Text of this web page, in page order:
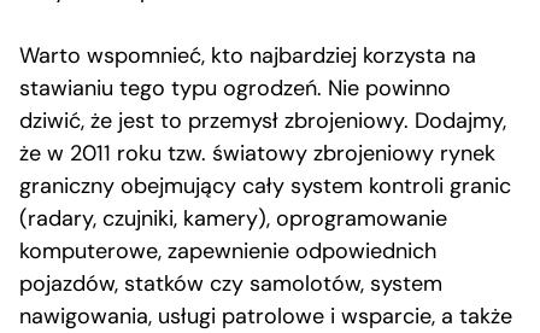
Warto wspomnieć, kto najbardziej korzysta na
stawianiu tego typu ogrodzeń. Nie powinno
dziwić, że jest to przemysł zbrojeniowy. Dodajmy,
że w 2011 roku tzw. światowy zbrojeniowy rynek
graniczny obejmujący cały system kontroli granic
(radary, czujniki, kamery), oprogramowanie
komputerowe, zapewnienie odpowiednich
pojazdów, statków czy samolotów, system
nawigowania, usługi patrolowe i wsparcie, a także